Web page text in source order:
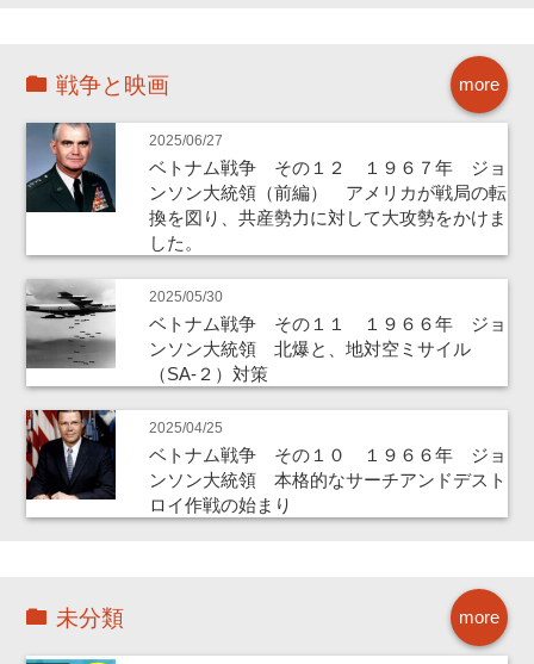
more
戦争と映画
2025/06/27
ベトナム戦争 その１２ １９６７年 ジョ
ンソン大統領（前編） アメリカが戦局の転
換を図り、共産勢力に対して大攻勢をかけま
した。
2025/05/30
ベトナム戦争 その１１ １９６６年 ジョ
ンソン大統領 北爆と、地対空ミサイル
（SA-２）対策
2025/04/25
ベトナム戦争 その１０ １９６６年 ジョ
ンソン大統領 本格的なサーチアンドデスト
ロイ作戦の始まり
more
未分類